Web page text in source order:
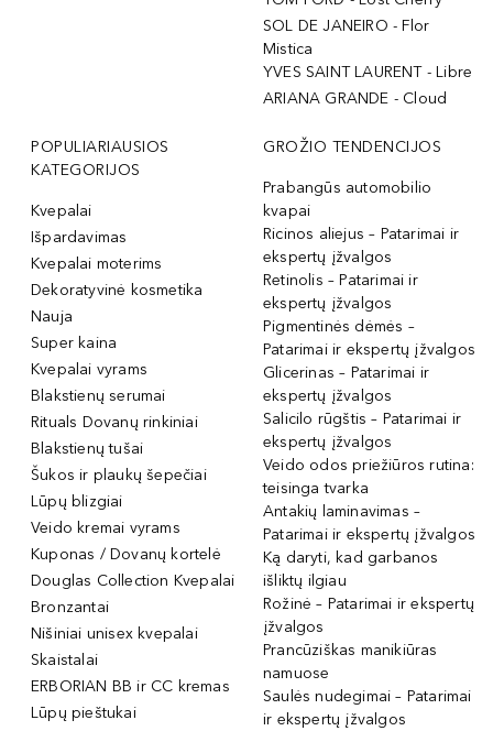
SOL DE JANEIRO - Flor
Mistica
YVES SAINT LAURENT - Libre
ARIANA GRANDE - Cloud
POPULIARIAUSIOS
KATEGORIJOS
Kvepalai
Išpardavimas
Kvepalai moterims
Dekoratyvinė kosmetika
Nauja
Super kaina
Kvepalai vyrams
Blakstienų serumai
Rituals Dovanų rinkiniai
Blakstienų tušai
Šukos ir plaukų šepečiai
Lūpų blizgiai
Veido kremai vyrams
Kuponas / Dovanų kortelė
Douglas Collection Kvepalai
Bronzantai
Nišiniai unisex kvepalai
Skaistalai
ERBORIAN BB ir CC kremas
Lūpų pieštukai
GROŽIO TENDENCIJOS
Prabangūs automobilio
kvapai
Ricinos aliejus – Patarimai ir
ekspertų įžvalgos
Retinolis – Patarimai ir
ekspertų įžvalgos
Pigmentinės dėmės –
Patarimai ir ekspertų įžvalgos
Glicerinas – Patarimai ir
ekspertų įžvalgos
Salicilo rūgštis – Patarimai ir
ekspertų įžvalgos
Veido odos priežiūros rutina:
teisinga tvarka
Antakių laminavimas –
Patarimai ir ekspertų įžvalgos
Ką daryti, kad garbanos
išliktų ilgiau
Rožinė – Patarimai ir ekspertų
įžvalgos
Prancūziškas manikiūras
namuose
Saulės nudegimai – Patarimai
ir ekspertų įžvalgos